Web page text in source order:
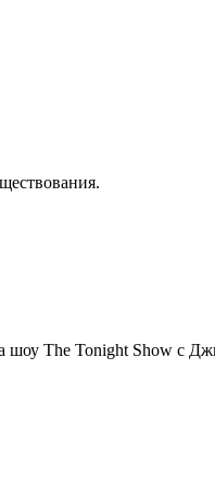
шоу The Tonight Show с